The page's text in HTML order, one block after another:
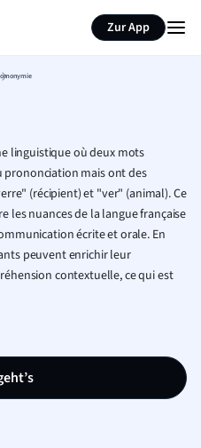
Zur App
linguistique où deux mots
mais ont des
(récipient) et "ver" (animal). Ce
les nuances de la langue française
écrite et orale. En
peuvent enrichir leur
contextuelle, ce qui est